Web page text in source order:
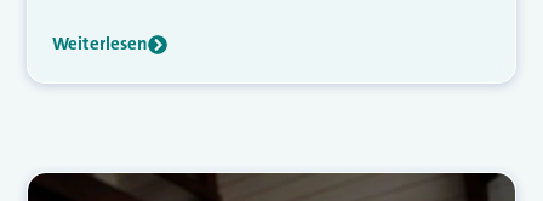
Weiterlesen